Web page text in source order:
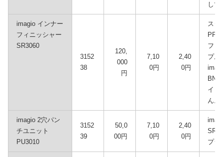
して
imagio インナー
フィニッシャー
SR3060
3152
38
120,
000
円
7,10
0円
2,40
0円
スタ
フィ
プル
イ
ん。
imagio 2穴パン
チユニット
PU3010
3152
39
50,0
00円
7,10
0円
2,40
0円
プシ